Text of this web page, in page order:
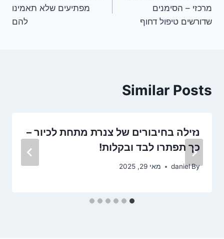
מרכזי – הסימנים
שדורשים טיפול דחוף
מפתיעים שלא תאמינו
להם
Similar Posts
נזילה בחיבורים של צנרת מתחת לכיור –
כך תפתרו לבד ובקלות!
By
daniel מאי 29, 2025